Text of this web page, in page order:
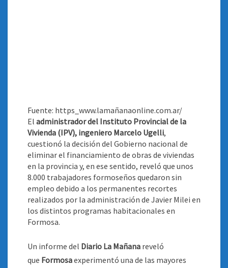
Fuente: https_www.lamañanaonline.com.ar/
El administrador del Instituto Provincial de la
Vivienda (IPV), ingeniero Marcelo Ugelli,
cuestionó la decisión del Gobierno nacional de
eliminar el financiamiento de obras de viviendas
en la provincia y, en ese sentido, reveló que unos
8.000 trabajadores formoseños quedaron sin
empleo debido a los permanentes recortes
realizados por la administración de Javier Milei en
los distintos programas habitacionales en
Formosa.
Un informe del Diario La Mañana reveló
que Formosaexperimentó una de las mayores